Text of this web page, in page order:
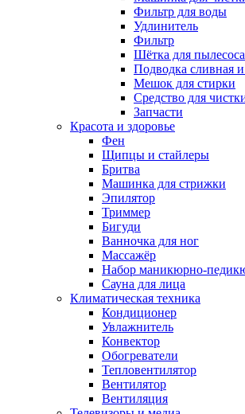
Фильтр для воды
Удлинитель
Фильтр
Шётка для пылесоса
Подводка сливная
Мешок для стирки
Средство для
Запчасти
Красота и здоровье
Фен
Щипцы и стайлеры
Бритва
Машинка для стрижки
Эпилятор
Триммер
Бигуди
Ванночка для ног
Массажёр
Набор маникюрно-
Сауна для лица
Климатическая техника
Кондиционер
Увлажнитель
Конвектор
Обогреватели
Тепловентилятор
Вентилятор
Вентиляция